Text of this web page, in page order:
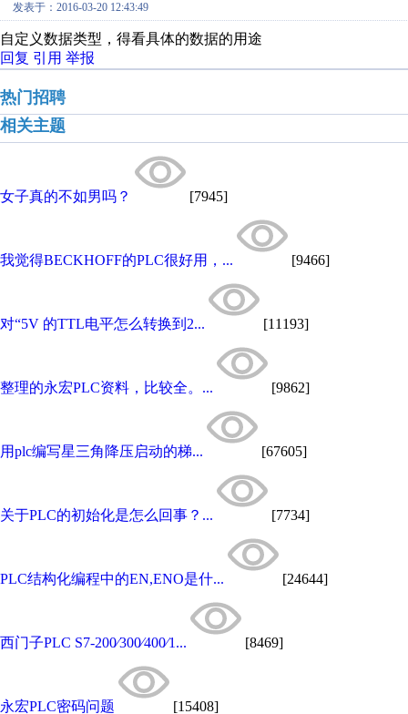
发表于：2016-03-20 12:43:49
自定义数据类型，得看具体的数据的用途
回复 引用 举报
热门招聘
相关主题
女子真的不如男吗？ [7945]
我觉得BECKHOFF的PLC很好用，... [9466]
对“5V 的TTL电平怎么转换到2... [11193]
整理的永宏PLC资料，比较全。... [9862]
用plc编写星三角降压启动的梯... [67605]
关于PLC的初始化是怎么回事？... [7734]
PLC结构化编程中的EN,ENO是什... [24644]
西门子PLC S7-200∕300∕400∕1... [8469]
永宏PLC密码问题 [15408]